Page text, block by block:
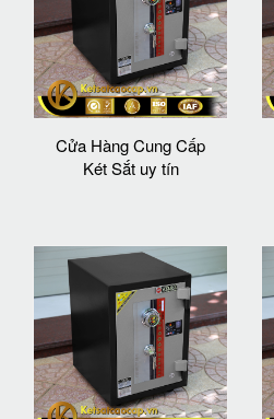
Cửa Hàng Cung Cấp
Két Sắt uy tín